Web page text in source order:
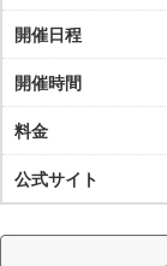
開催日程
開催時間
料金
公式サイト